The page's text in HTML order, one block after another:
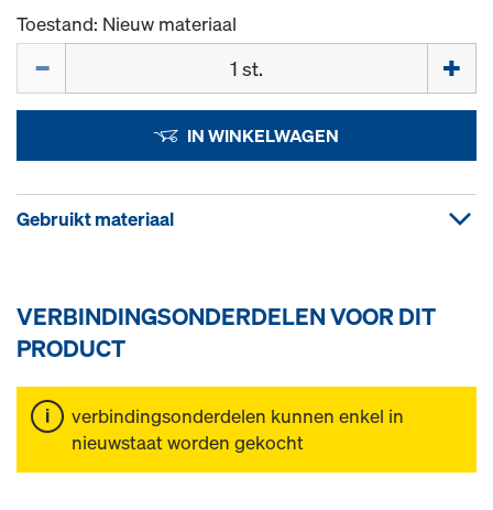
Toestand: Nieuw materiaal
IN WINKELWAGEN
Gebruikt materiaal
VERBINDINGSONDERDELEN VOOR DIT
PRODUCT
verbindingsonderdelen kunnen enkel in
nieuwstaat worden gekocht